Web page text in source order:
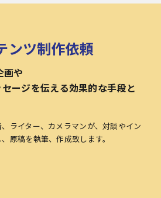
ンツ制作依頼
画や
ージを伝える効果的な手段と
ライター、カメラマンが、対談やイン
原稿を執筆、作成致します。